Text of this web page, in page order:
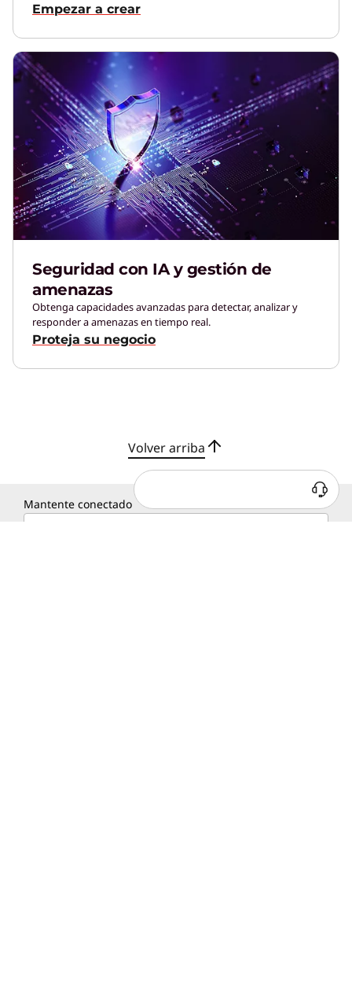
¿Tienes alguna duda?
Estamos para ayudarte
Empezar a crear
Seguridad con IA y gestión de
amenazas
Obtenga capacidades avanzadas para detectar, analizar y
responder a amenazas en tiempo real.
Proteja su negocio
Volver arriba
Mantente conectado